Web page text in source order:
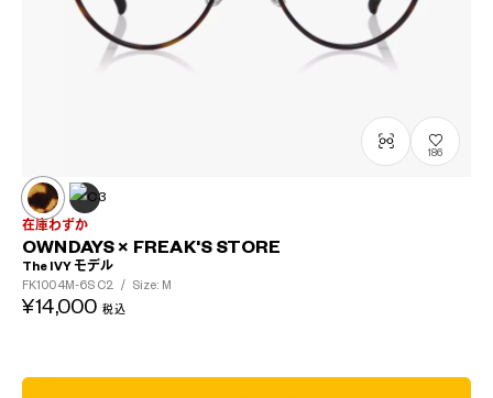
186
在庫わずか
OWNDAYS × FREAK'S STORE
The IVY モデル
FK1004M-6S C2 / Size: M
¥14,000 税込